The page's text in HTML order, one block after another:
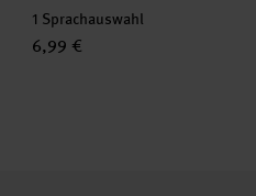
1 Sprachauswahl
6,99 €